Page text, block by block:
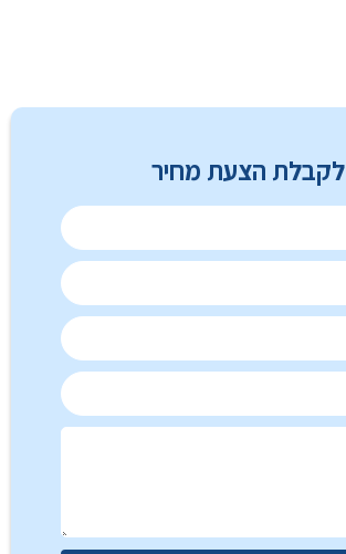
לקבלת הצעת מחיר